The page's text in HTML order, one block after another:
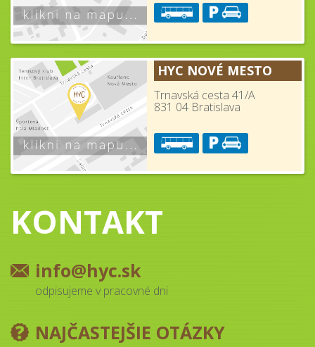
HYC NOVÉ MESTO
Trnavská cesta 41/A
831 04 Bratislava
KONTAKT
info@hyc.sk
odpisujeme v pracovné dni
NAJČASTEJŠIE OTÁZKY